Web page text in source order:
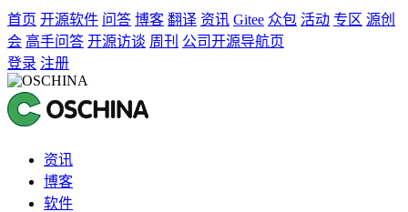
首页 开源软件 问答 博客 翻译 资讯 Gitee 众包 活动 专区 源创
会 高手问答 开源访谈 周刊 公司开源导航页
登录 注册
资讯
博客
软件